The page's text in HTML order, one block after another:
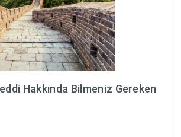
Hakkında Bilmeniz Gereken